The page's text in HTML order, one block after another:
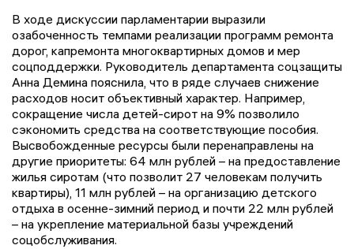
В ходе дискуссии парламентарии выразили
озабоченность темпами реализации программ ремонта
дорог, капремонта многоквартирных домов и мер
соцподдержки. Руководитель департамента соцзащиты
Анна Демина пояснила, что в ряде случаев снижение
расходов носит объективный характер. Например,
сокращение числа детей-сирот на 9% позволило
сэкономить средства на соответствующие пособия.
Высвобожденные ресурсы были перенаправлены на
другие приоритеты: 64 млн рублей – на предоставление
жилья сиротам (что позволит 27 человекам получить
квартиры), 11 млн рублей – на организацию детского
отдыха в осенне-зимний период и почти 22 млн рублей
– на укрепление материальной базы учреждений
соцобслуживания.